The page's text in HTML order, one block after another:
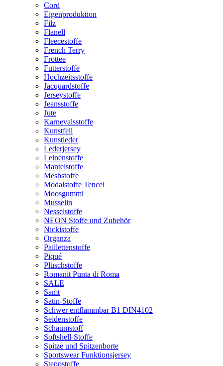
Cord
Eigenproduktion
Filz
Flanell
Fleecestoffe
French Terry
Frottee
Futterstoffe
Hochzeitsstoffe
Jacquardstoffe
Jerseystoffe
Jeansstoffe
Jute
Karnevalsstoffe
Kunstfell
Kunstleder
Lederjersey
Leinenstoffe
Mantelstoffe
Meshstoffe
Modalstoffe Tencel
Moosgummi
Musselin
Nesselstoffe
NEON Stoffe und Zubehör
Nickistoffe
Organza
Paillettenstoffe
Piqué
Plüschstoffe
Romanit Punta di Roma
SALE
Samt
Satin-Stoffe
Schwer entflammbar B1 DIN4102
Seidenstoffe
Schaumstoff
Softshell-Stoffe
Spitze und Spitzenborte
Sportswear Funktionsjersey
Steppstoffe